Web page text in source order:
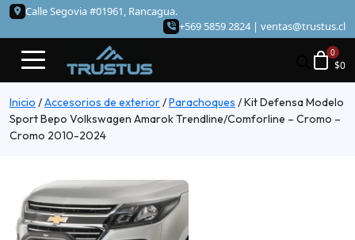
Calle Segovia #01961, Rancagua.
+569 5859 2824 | ventas@trustus.cl
$0
Inicio /Accesorios de exterior/Parachoques /Kit Defensa Modelo
Sport Bepo Volkswagen Amarok Trendline/Comforline – Cromo –
Cromo 2010-2024